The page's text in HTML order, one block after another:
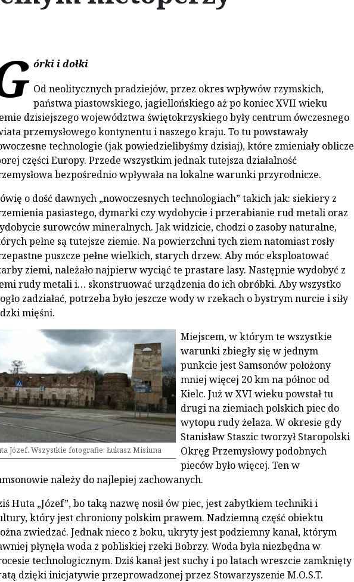
órki i dołki
Od neolitycznych pradziejów, przez okres wpływów rzymskich,
państwa piastowskiego, jagiellońskiego aż po koniec XVII wieku
dzisiejszego województwa świętokrzyskiego były centrum ówczesnego
przemysłowego kontynentu i naszego kraju. To tu powstawały
technologie (jak powiedzielibyśmy dzisiaj), które zmieniały oblicze
części Europy. Przede wszystkim jednak tutejsza działalność
bezpośrednio wpływała na lokalne warunki przyrodnicze.
o dość dawnych „nowoczesnych technologiach” takich jak: siekiery z
pasiastego, dymarki czy wydobycie i przerabianie rud metali oraz
surowców mineralnych. Jak widzicie, chodzi o zasoby naturalne,
pełne są tutejsze ziemie. Na powierzchni tych ziem natomiast rosły
puszcze pełne wielkich, starych drzew. Aby móc eksploatować
ziemi, należało najpierw wyciąć te prastare lasy. Następnie wydobyć z
rudy metali i… skonstruować urządzenia do ich obróbki. Aby wszystko
zadziałać, potrzeba było jeszcze wody w rzekach o bystrym nurcie i siły
mięśni.
Józef. Wszystkie fotografie: Łukasz Misiuna
Miejscem, w którym te wszystkie
warunki zbiegły się w jednym
punkcie jest Samsonów położony
mniej więcej 20 km na północ od
Kielc. Już w XVI wieku powstał tu
drugi na ziemiach polskich piec do
wytopu rudy żelaza. W okresie gdy
Stanisław Staszic tworzył Staropolski
Okręg Przemysłowy podobnych
pieców było więcej. Ten w
należy do najlepiej zachowanych.
Huta „Józef”, bo taką nazwę nosił ów piec, jest zabytkiem techniki i
który jest chroniony polskim prawem. Nadziemną część obiektu
zwiedzać. Jednak nieco z boku, ukryty jest podziemny kanał, którym
płynęła woda z pobliskiej rzeki Bobrzy. Woda była niezbędna w
technologicznym. Dziś kanał jest suchy i po latach wreszcie zamknięty
dzięki inicjatywie przeprowadzonej przez Stowarzyszenie M.O.S.T.